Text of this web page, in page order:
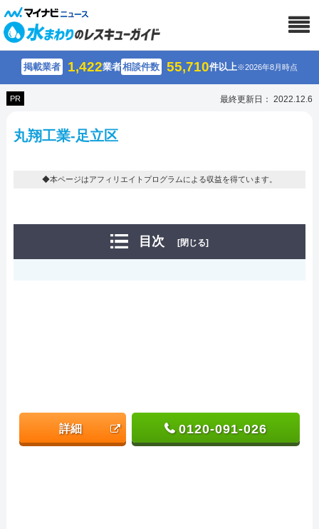
掲載業者 1,422業者相談件数 55,710件以上※2026年8月時点
PR 最終更新日： 2022.12.6
丸翔工業-足立区
◆本ページはアフィリエイトプログラムによる収益を得ています。
目次 [閉じる]
詳細 0120-091-026